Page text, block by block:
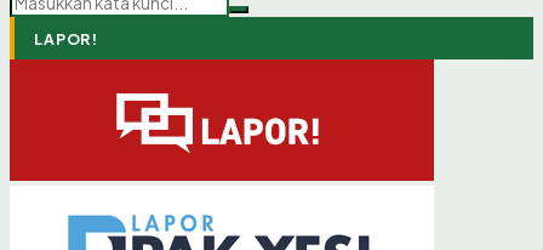
LAPOR!